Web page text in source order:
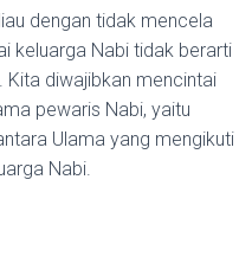
dengan tidak mencela
keluarga Nabi tidak berarti
Kita diwajibkan mencintai
pewaris Nabi, yaitu
Ulama yang mengikuti
Nabi.